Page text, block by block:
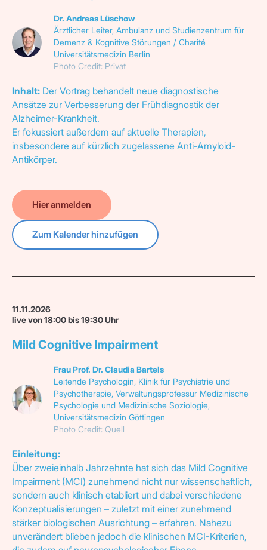
Dr. Andreas Lüschow
Ärztlicher Leiter, Ambulanz und Studienzentrum für
Demenz & Kognitive Störungen / Charité
Universitätsmedizin Berlin
Photo Credit: Privat
Inhalt: Der Vortrag behandelt neue diagnostische
Ansätze zur Verbesserung der Frühdiagnostik der
Alzheimer-Krankheit.
Er fokussiert außerdem auf aktuelle Therapien,
insbesondere auf kürzlich zugelassene Anti-Amyloid-
Antikörper.
Hier anmelden
Zum Kalender hinzufügen
11.11.2026
live von 18:00 bis 19:30 Uhr
Mild Cognitive Impairment
Frau Prof. Dr. Claudia Bartels
Leitende Psychologin, Klinik für Psychiatrie und
Psychotherapie, Verwaltungsprofessur Medizinische
Psychologie und Medizinische Soziologie,
Universitätsmedizin Göttingen
Photo Credit: Quell
Einleitung:
Über zweieinhalb Jahrzehnte hat sich das Mild Cognitive
Impairment (MCI) zunehmend nicht nur wissenschaftlich,
sondern auch klinisch etabliert und dabei verschiedene
Konzeptualisierungen – zuletzt mit einer zunehmend
stärker biologischen Ausrichtung – erfahren. Nahezu
unverändert blieben jedoch die klinischen MCI-Kriterien,